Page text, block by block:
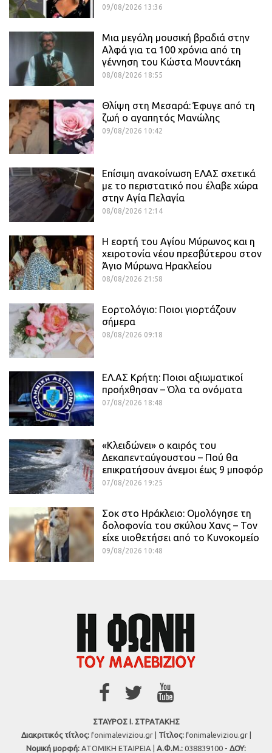
09/08/2026 13:36
Μια μεγάλη μουσική βραδιά στην
Αλφά για τα 100 χρόνια από τη
γέννηση του Κώστα Μουντάκη
08/08/2026 18:55
Θλίψη στη Μεσαρά: Έφυγε από τη
ζωή ο αγαπητός Μανώλης
09/08/2026 10:42
Επίσιμη ανακοίνωση ΕΛΑΣ σχετικά
με το περιστατικό που έλαβε χώρα
στην Αγία Πελαγία
08/08/2026 12:14
Η εορτή του Αγίου Μύρωνος και η
χειροτονία νέου πρεσβύτερου στον
Άγιο Μύρωνα Ηρακλείου
08/08/2026 21:58
Εορτολόγιο: Ποιοι γιορτάζουν
σήμερα
08/08/2026 09:18
ΕΛ.ΑΣ Κρήτη: Ποιοι αξιωματικοί
προήχθησαν – Όλα τα ονόματα
07/08/2026 18:48
«Κλειδώνει» ο καιρός του
Δεκαπενταύγουστου – Πού θα
επικρατήσουν άνεμοι έως 9 μποφόρ
07/08/2026 19:25
Σοκ στο Ηράκλειο: Ομολόγησε τη
δολοφονία του σκύλου Χανς – Τον
είχε υιοθετήσει από το Κυνοκομείο
09/08/2026 10:48
ΣΤΑΥΡΟΣ Ι. ΣΤΡΑΤΑΚΗΣ
Διακριτικός τίτλος:fonimaleviziou.gr | Τίτλος:fonimaleviziou.gr |
Νομική μορφή: ΑΤΟΜΙΚΗ ΕΤΑΙΡΕΙΑ | Α.Φ.Μ.: 038839100 - ΔΟΥ: